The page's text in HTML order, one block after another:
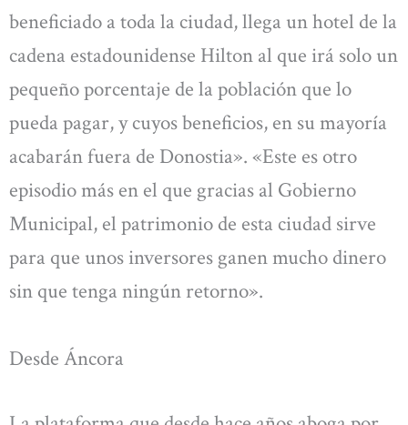
beneficiado a toda la ciudad, llega un hotel de la
cadena estadounidense Hilton al que irá solo un
pequeño porcentaje de la población que lo
pueda pagar, y cuyos beneficios, en su mayoría
acabarán fuera de Donostia». «Este es otro
episodio más en el que gracias al Gobierno
Municipal, el patrimonio de esta ciudad sirve
para que unos inversores ganen mucho dinero
sin que tenga ningún retorno».
Desde Áncora